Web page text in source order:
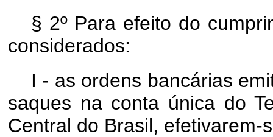
§ 2º Para efeito do
considerados:
I - as ordens bancárias
saques na conta única do
Central do Brasil,